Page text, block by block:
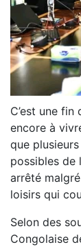
C’est une fin
encore à
que
possibles de
arrêté
loisirs qui
Selon des
Congolaise